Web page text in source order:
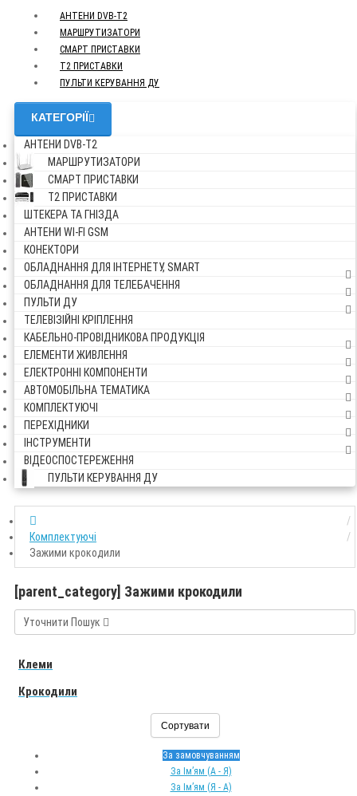
АНТЕНИ DVB-Т2
МАРШРУТИЗАТОРИ
СМАРТ ПРИСТАВКИ
Т2 ПРИСТАВКИ
ПУЛЬТИ КЕРУВАННЯ ДУ
КАТЕГОРІЇ
АНТЕНИ DVB-Т2
МАРШРУТИЗАТОРИ
СМАРТ ПРИСТАВКИ
Т2 ПРИСТАВКИ
ШТЕКЕРА ТА ГНІЗДА
АНТЕНИ WI-FI GSM
КОНЕКТОРИ
ОБЛАДНАННЯ ДЛЯ ІНТЕРНЕТУ, SMART
ОБЛАДНАННЯ ДЛЯ ТЕЛЕБАЧЕННЯ
ПУЛЬТИ ДУ
ТЕЛЕВІЗІЙНІ КРІПЛЕННЯ
КАБЕЛЬНО-ПРОВІДНИКОВА ПРОДУКЦІЯ
ЕЛЕМЕНТИ ЖИВЛЕННЯ
ЕЛЕКТРОННІ КОМПОНЕНТИ
АВТОМОБІЛЬНА ТЕМАТИКА
КОМПЛЕКТУЮЧІ
ПЕРЕХІДНИКИ
ІНСТРУМЕНТИ
ВІДЕОСПОСТЕРЕЖЕННЯ
ПУЛЬТИ КЕРУВАННЯ ДУ
Комплектуючі
Зажими крокодили
[parent_category] Зажими крокодили
Уточнити Пошук
Клеми
Крокодили
Сортувати
За замовчуванням
За Ім’ям (A - Я)
За Ім’ям (Я - A)